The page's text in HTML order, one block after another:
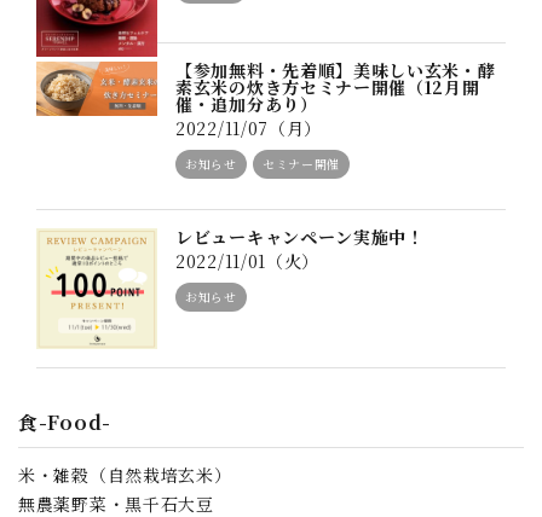
【参加無料・先着順】美味しい玄米・酵
素玄米の炊き方セミナー開催（12月開
催・追加分あり）
2022/11/07（月）
お知らせ セミナー開催
レビューキャンペーン実施中！
2022/11/01（火）
お知らせ
食-Food-
米・雑穀（自然栽培玄米）
無農薬野菜・黒千石大豆